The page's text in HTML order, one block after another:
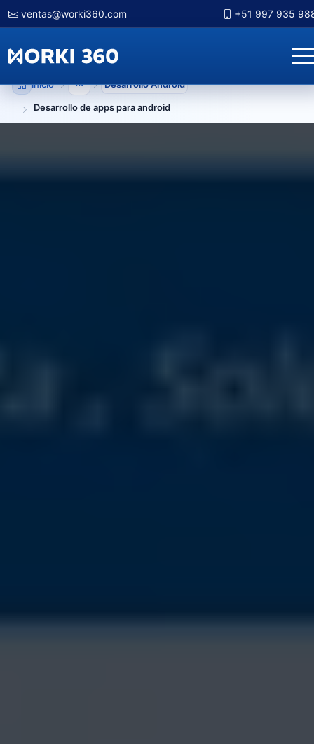
ventas@worki360.com +51 997 935
Inicio Mostrar niveles anteriores
Desarrollo Android
Desarrollo de apps para android